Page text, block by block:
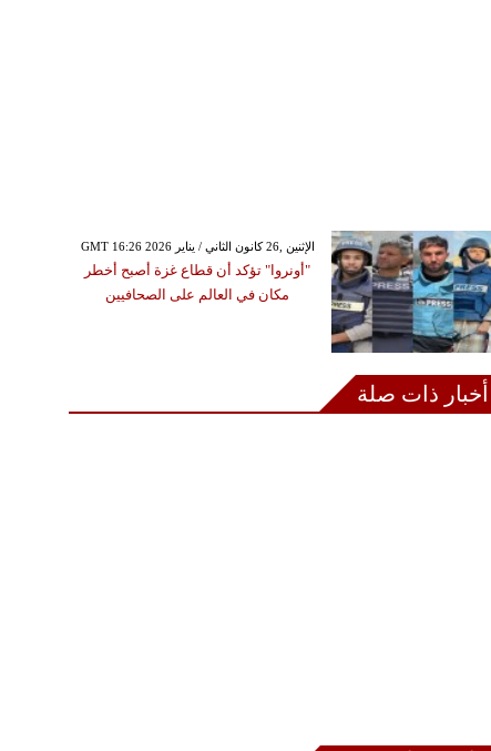
GMT 16:26 2026 الإثنين ,26 كانون الثاني / يناير
"أونروا" تؤكد أن قطاع غزة أصبح أخطر
مكان في العالم على الصحافيين
أخبار ذات صلة